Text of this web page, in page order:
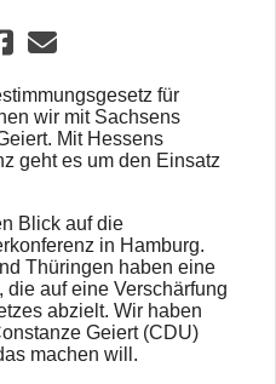
für
wir mit Sachsens
Mit Hessens
geht es um den Einsatz
Blick auf die
in Hamburg.
Thüringen haben eine
auf eine Verschärfung
abzielt. Wir haben
Geiert (CDU)
machen will.